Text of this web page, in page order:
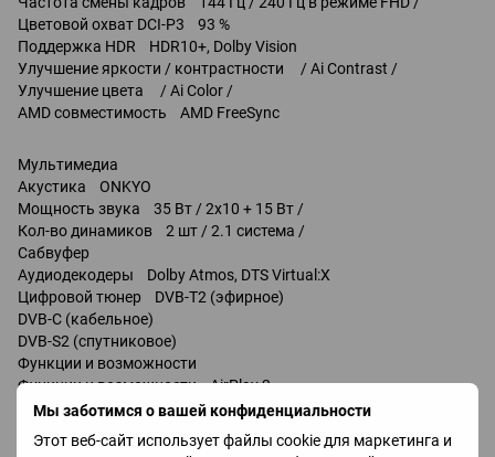
Мы заботимся о вашей конфиденциальности
Этот веб-сайт использует файлы cookie для маркетинга и
Цветовой охват DCI-P3 93 %
Поддержка HDR HDR10+, Dolby Vision
Улучшение яркости / контрастности / Ai Contrast /
Улучшение цвета / Ai Color /
AMD совместимость AMD FreeSync
Мультимедиа
Акустика ONKYO
Мощность звука 35 Вт / 2x10 + 15 Вт /
Кол-во динамиков 2 шт / 2.1 система /
Сабвуфер
Аудиодекодеры Dolby Atmos, DTS Virtual:X
Цифровой тюнер DVB-T2 (эфирное)
DVB-C (кабельное)
DVB-S2 (спутниковое)
Функции и возможности
Функции и возможности AirPlay 2
Wi-Fi 5 (802.11ac)
Chromecast